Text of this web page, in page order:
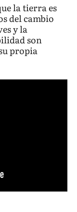
la tierra es
del cambio
y la
son
propia